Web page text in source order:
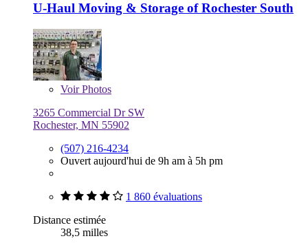
U-Haul Moving & Storage of Rochester South
VoirPhotos
3265 Commercial Dr SW
Rochester, MN 55902
(507) 216-4234
Ouvert aujourd'hui de 9h am à 5h pm
1 860 évaluations
Distance estimée
38,5 milles